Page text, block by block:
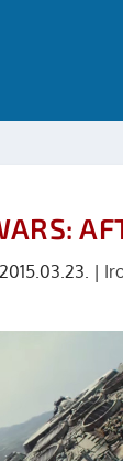
2015.03.23. |